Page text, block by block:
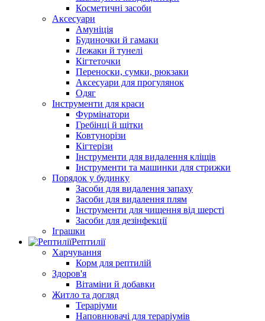
Косметичні засоби
Аксесуари
Амуніція
Будиночки й гамаки
Лежаки й тунелі
Кігтеточки
Переноски, сумки, рюкзаки
Аксесуари для прогулянок
Одяг
Інструменти для краси
Фурмінатори
Гребінці й щітки
Ковтунорізи
Кігтерізи
Інструменти для видалення кліщів
Інструменти та машинки для стрижки
Порядок у будинку
Засоби для видалення запаху
Засоби для видалення плям
Інструменти для чищення від шерсті
Засоби для дезінфекції
Іграшки
Рептилії
Харчування
Корм для рептилій
Здоров'я
Вітаміни й добавки
Житло та догляд
Тераріуми
Наповнювачі для тераріумів